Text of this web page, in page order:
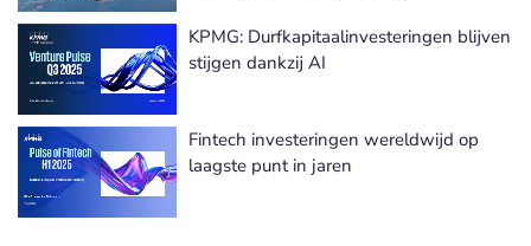
KPMG: Durfkapitaalinvesteringen blijven
stijgen dankzij AI
Fintech investeringen wereldwijd op
laagste punt in jaren